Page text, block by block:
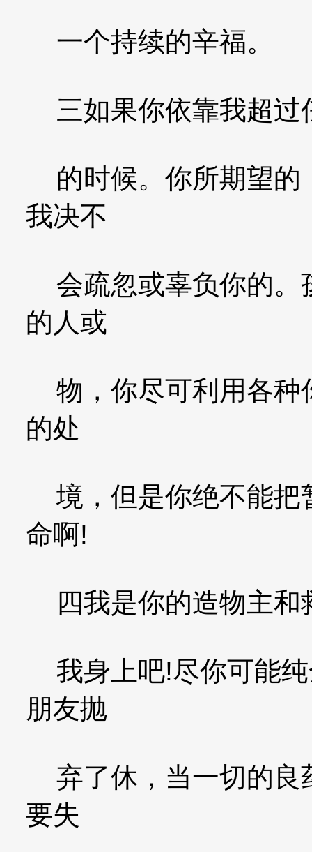
一个持续的辛福。
三如果你依靠我超过
的时候。你所期望的
我决不
会疏忽或辜负你的。
的人或
物，你尽可利用各种
的处
境，但是你绝不能把
命啊!
四我是你的造物主和
我身上吧!尽你可能纯
朋友抛
弃了休，当一切的良
要失